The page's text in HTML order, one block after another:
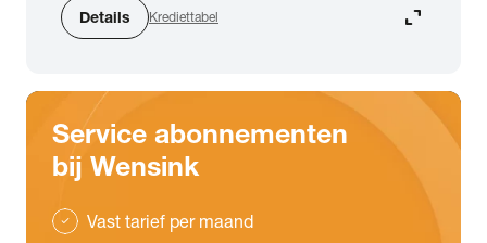
Details Krediettabel expand_content
Service abonnementen
bij Wensink
check Vast tarief per maand